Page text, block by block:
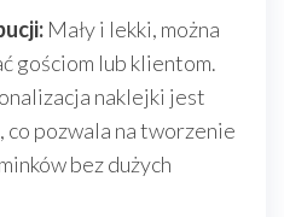
Mały i lekki, można
gościom lub klientom.
naklejki jest
co pozwala na tworzenie
bez dużych